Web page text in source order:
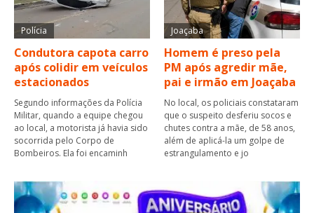
Polícia
Condutora capota carro
após colidir em veículos
estacionados
Segundo informações da Polícia
Militar, quando a equipe chegou
ao local, a motorista já havia sido
socorrida pelo Corpo de
Bombeiros. Ela foi encaminh
Joaçaba
Homem é preso pela
PM após agredir mãe,
pai e irmão em Joaçaba
No local, os policiais constataram
que o suspeito desferiu socos e
chutes contra a mãe, de 58 anos,
além de aplicá-la um golpe de
estrangulamento e jo